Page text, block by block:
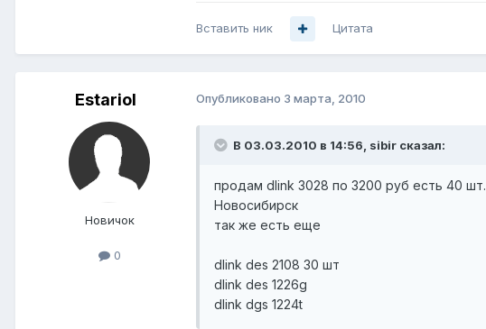
Вставить ник Цитата
Estariol
Новичок
0
Опубликовано 3 марта, 2010
В 03.03.2010 в 14:56, sibir сказал:
продам dlink 3028 по 3200 руб есть 40 шт.
Новосибирск
так же есть еще
dlink des 2108 30 шт
dlink des 1226g
dlink dgs 1224t